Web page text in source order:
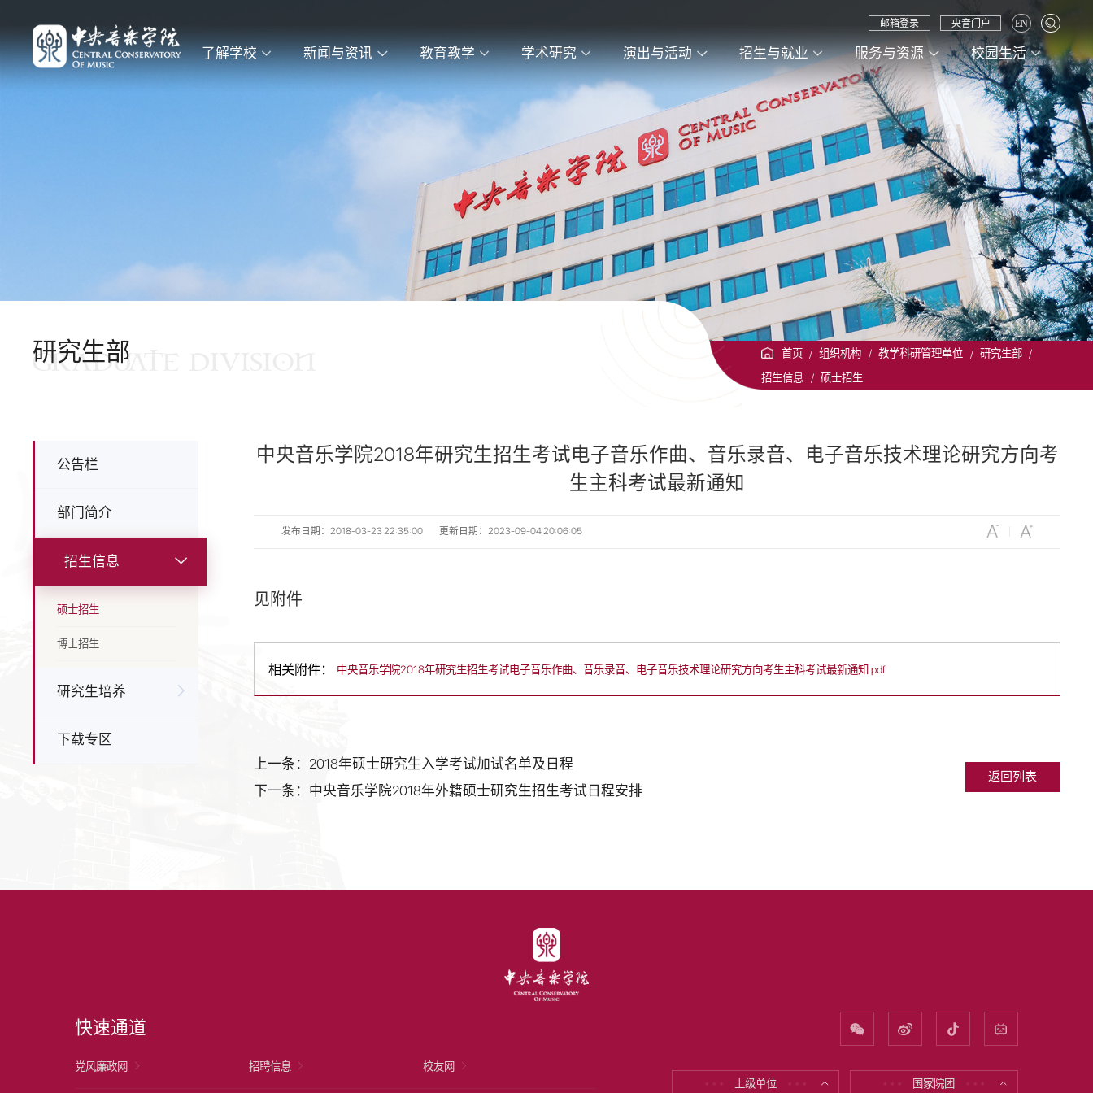
了解学校 新闻与资讯 教育教学 学术研究 演出与活动 招生与就业 服务与资源 校园生活
邮箱登录 央音门户 EN
研究生部
GRADUATE DIVISION 首页 / 组织机构 / 教学科研管理单位 / 研究生部 /
招生信息
/ 硕士招生
公告栏
部门简介
招生信息
硕士招生
博士招生
研究生培养
下载专区
中央音乐学院2018年研究生招生考试电子音乐作曲、音乐录音、电子音乐技术理论研究方向考
生主科考试最新通知
发布日期：2018-03-23 22:35:00 更新日期：2023-09-04 20:06:05
见附件
相关附件： 中央音乐学院2018年研究生招生考试电子音乐作曲、音乐录音、电子音乐技术理论研究方向考生主科考试最新通知.pdf
上一条：2018年硕士研究生入学考试加试名单及日程
下一条：中央音乐学院2018年外籍硕士研究生招生考试日程安排
返回列表
快速通道
党风廉政网 招聘信息
校友网
* * *
上级单位 * * * * * * 国家院团 * * *